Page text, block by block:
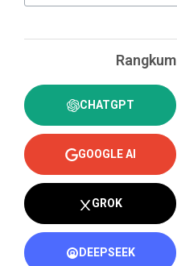
CHATGPT
GOOGLE AI
GROK
DEEPSEEK